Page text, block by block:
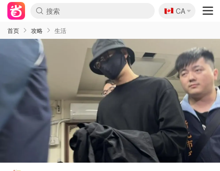
🇨🇦
CA
首页 攻略 生活